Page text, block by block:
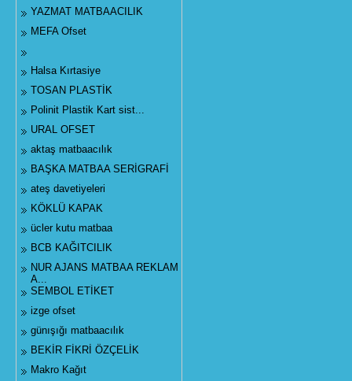
YAZMAT MATBAACILIK
MEFA Ofset
Halsa Kırtasiye
TOSAN PLASTİK
Polinit Plastik Kart sist...
URAL OFSET
aktaş matbaacılık
BAŞKA MATBAA SERİGRAFİ
ateş davetiyeleri
KÖKLÜ KAPAK
ücler kutu matbaa
BCB KAĞITCILIK
NUR AJANS MATBAA REKLAM
A...
SEMBOL ETİKET
izge ofset
günışığı matbaacılık
BEKİR FİKRİ ÖZÇELİK
Makro Kağıt